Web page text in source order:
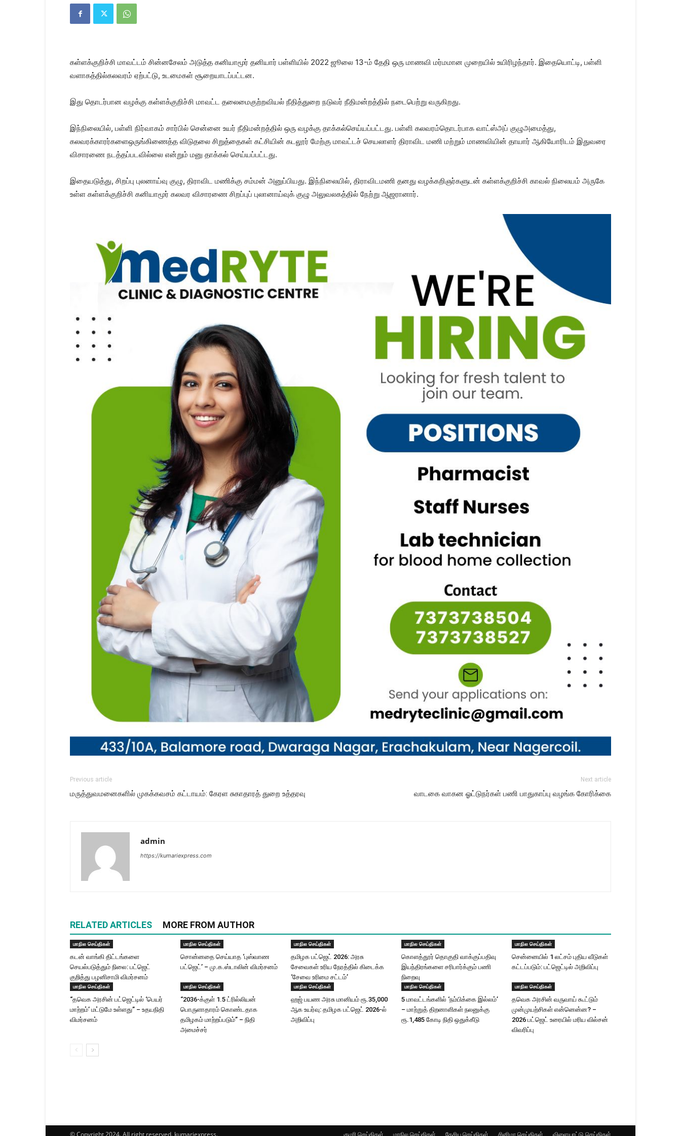
|
Kanyakumari
கள்ளக்குறிச்சி மாவட்டம் சின்னசேலம் அடுத்த கனியாமூர் தனியார் பள்ளியில் 2022 ஜூலை 13-ம் தேதி ஒரு மாணவி மர்மமான முறையில் உயிரிழந்தார். இதையொட்டி, பள்ளி
வளாகத்தில்கலவரம் ஏற்பட்டு, உடமைகள் சூறையாடப்பட்டன.
இது தொடர்பான வழக்கு கள்ளக்குறிச்சி மாவட்ட தலைமைகுற்றவியல் நீதித்துறை நடுவர் நீதிமன்றத்தில் நடைபெற்று வருகிறது.
இந்நிலையில், பள்ளி நிர்வாகம் சார்பில் சென்னை உயர் நீதிமன்றத்தில் ஒரு வழக்கு தாக்கல்செய்யப்பட்டது. பள்ளி கலவரம்தொடர்பாக வாட்ஸ்அப் குழுஅமைத்து,
கலவரக்காரர்களைஒருங்கிணைத்த விடுதலை சிறுத்தைகள் கட்சியின் கடலூர் மேற்கு மாவட்டச் செயலாளர் திராவிட மணி மற்றும் மாணவியின் தாயார் ஆகியோரிடம் இதுவரை
விசாரணை நடத்தப்படவில்லை என்றும் மனு தாக்கல் செய்யப்பட்டது.
இதையடுத்து, சிறப்பு புலனாய்வு குழு, திராவிட மணிக்கு சம்மன் அனுப்பியது. இந்நிலையில், திராவிடமணி தனது வழக்கறிஞர்களுடன் கள்ளக்குறிச்சி காவல் நிலையம் அருகே
உள்ள கள்ளக்குறிச்சி கனியாமூர் கலவர விசாரணை சிறப்புப் புலானாய்வுக் குழு அலுவலகத்தில் நேற்று ஆஜரானார்.
Previous article
மருத்துவமனைகளில் முகக்கவசம் கட்டாயம்: கேரள சுகாதாரத் துறை உத்தரவு
Next article
வாடகை வாகன ஓட்டுநர்கள் பணி பாதுகாப்பு வழங்க கோரிக்கை
admin
https://kumariexpress.com
RELATED ARTICLES MORE FROM AUTHOR
மாநில செய்திகள்
கடன் வாங்கி திட்டங்களை
செயல்படுத்தும் நிலை: பட்ஜெட்
குறித்து பழனிசாமி விமர்சனம்
மாநில செய்திகள்
சொன்னதை செய்யாத ‘புஸ்வாண
பட்ஜெட்’ – மு.க.ஸ்டாலின் விமர்சனம்
மாநில செய்திகள்
தமிழக பட்ஜெட் 2026: அரசு
சேவைகள் உரிய நேரத்தில் கிடைக்க
‘சேவை உரிமை சட்டம்’
மாநில செய்திகள்
கொளத்தூர் தொகுதி வாக்குப்பதிவு
இயந்திரங்களை சரிபார்க்கும் பணி
நிறைவு
மாநில செய்திகள்
சென்னையில் 1 லட்சம் புதிய வீடுகள்
கட்டப்படும்: பட்ஜெட்டில் அறிவிப்பு
மாநில செய்திகள்
“தவெக அரசின் பட்ஜெட்டில் ‘பெயர்
மாற்றம்’ மட்டுமே உள்ளது” – உதயநிதி
விமர்சனம்
மாநில செய்திகள்
“2036-க்குள் 1.5 ட்ரில்லியன்
பொருளாதாரம் கொண்டதாக
தமிழகம் மாற்றப்படும்” – நிதி
அமைச்சர்
மாநில செய்திகள்
ஹஜ் பயண அரசு மானியம் ரூ.35,000
ஆக உயர்வு: தமிழக பட்ஜெட் 2026-ல்
அறிவிப்பு
மாநில செய்திகள்
5 மாவட்டங்களில் ‘நம்பிக்கை இல்லம்’
– மாற்றுத் திறனாளிகள் நலனுக்கு
ரூ.1,485 கோடி நிதி ஒதுக்கீடு
மாநில செய்திகள்
தவெக அரசின் வருவாய் கூட்டும்
முன்முயற்சிகள் என்னென்ன? –
2026 பட்ஜெட் உரையில் மரிய வில்சன்
விவரிப்பு
குமரி செய்திகள் மாநில செய்திகள் தேசிய செய்திகள் சினிமா செய்திகள் விளையாட்டு செய்திகள்
© Copyright 2024. All right reserved. kumariexpress.